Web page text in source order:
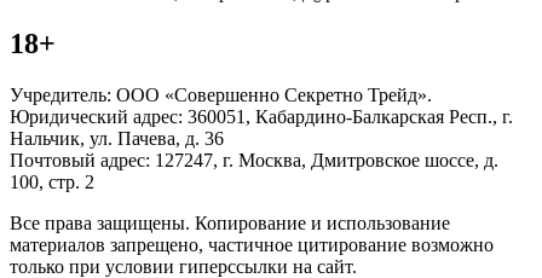
18+
Учредитель: ООО «Совершенно Секретно Трейд».
Юридический адрес: 360051, Кабардино-Балкарская Респ., г.
Нальчик, ул. Пачева, д. 36
Почтовый адрес: 127247, г. Москва, Дмитровское шоссе, д.
100, стр. 2
Все права защищены. Копирование и использование
материалов запрещено, частичное цитирование возможно
только при условии гиперссылки на сайт.